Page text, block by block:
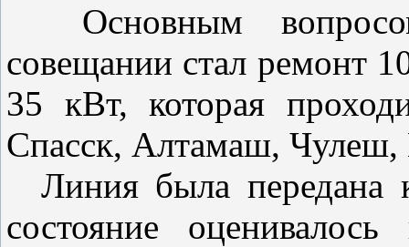
Основным
совещании стал ремонт
35 кВт, которая
Спасск, Алтамаш, Чулеш,
Линия была передана
состояние